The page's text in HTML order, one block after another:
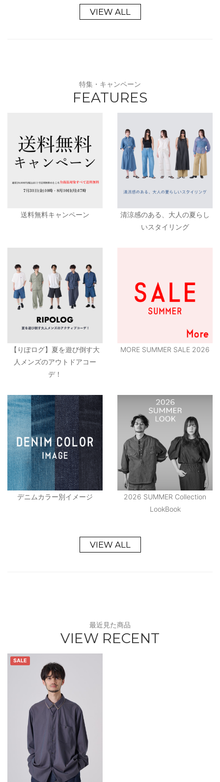
VIEW ALL
特集・キャンペーン
FEATURES
送料無料キャンペーン
清涼感のある、大人の夏らし
いスタイリング
【りぽログ】夏を遊び倒す大
人メンズのアウトドアコー
デ！
MORE SUMMER SALE 2026
デニムカラー別イメージ
2026 SUMMER Collection
LookBook
VIEW ALL
最近見た商品
VIEW RECENT
SALE